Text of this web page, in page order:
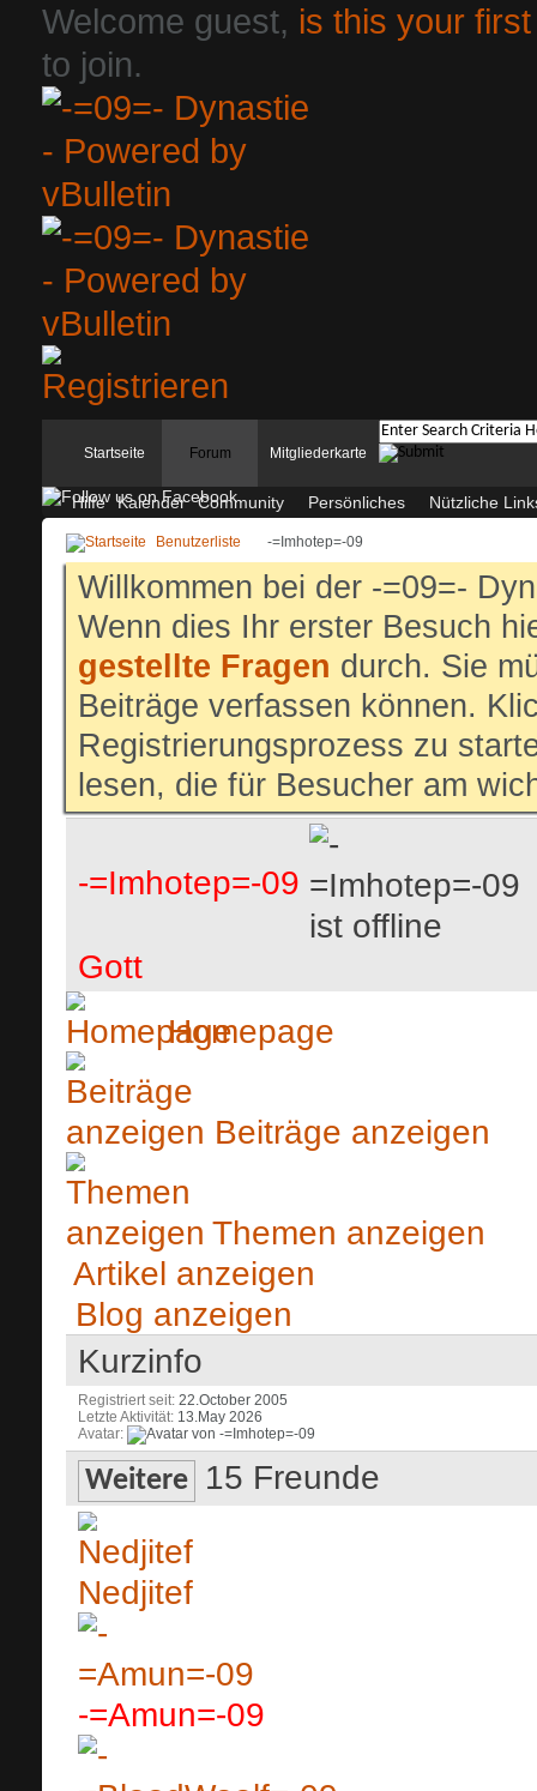
Welcome guest, is this your
to join.
Startseite Forum
Hilfe Kalender Community Persönliches Nützliche
Mitgliederkarte
Benutzerliste -=Imhotep=-09
Willkommen bei der -=09=-
Wenn dies Ihr erster Besuch
gestellte Fragen durch. Sie
Beiträge verfassen können.
Registrierungsprozess zu
lesen, die für Besucher am
-=Imhotep=-09
Gott
Homepage
Beiträge anzeigen
Themen anzeigen
Artikel anzeigen
Blog anzeigen
Kurzinfo
Registriert seit 22.October 2005
Letzte Aktivität 13.May 2026
Avatar
Weitere 15 Freunde
Nedjitef
-=Amun=-09